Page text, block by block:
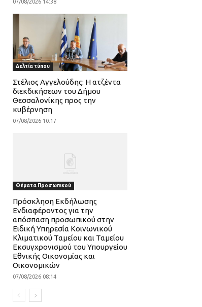
07/08/2026 14:38
Δελτία τύπου
Στέλιος Αγγελούδης: Η ατζέντα
διεκδικήσεων του Δήμου
Θεσσαλονίκης προς την
κυβέρνηση
07/08/2026 10:17
Θέματα Προσωπικού
Πρόσκληση Εκδήλωσης
Ενδιαφέροντος για την
απόσπαση προσωπικού στην
Ειδική Υπηρεσία Κοινωνικού
Κλιματικού Ταμείου και Ταμείου
Εκσυγχρονισμού του Υπουργείου
Εθνικής Οικονομίας και
Οικονομικών
07/08/2026 08:14